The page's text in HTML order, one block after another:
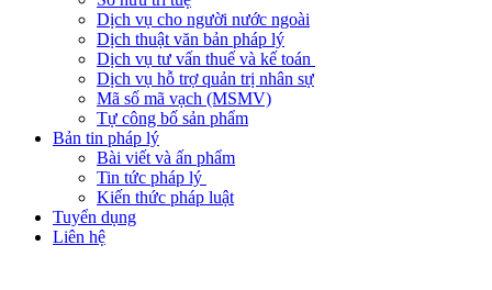
Dịch vụ cho người nước ngoài
Dịch thuật văn bản pháp lý
Dịch vụ tư vấn thuế và kế toán
Dịch vụ hỗ trợ quản trị nhân sự
Mã số mã vạch (MSMV)
Tự công bố sản phẩm
Bản tin pháp lý
Bài viết và ấn phẩm
Tin tức pháp lý
Kiến thức pháp luật
Tuyển dụng
Liên hệ